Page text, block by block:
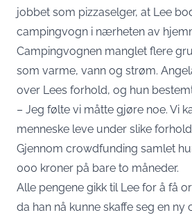
jobbet som pizzaselger, at Lee
campingvogn i nærheten av
Campingvognen manglet flere
som varme, vann og strøm.
over Lees forhold, og hun
– Jeg følte vi måtte gjøre noe. Vi
menneske leve under slike
Gjennom crowdfunding samlet
000 kroner på bare to måneder.
Alle pengene gikk til Lee for å få
da han nå kunne skaffe seg en ny